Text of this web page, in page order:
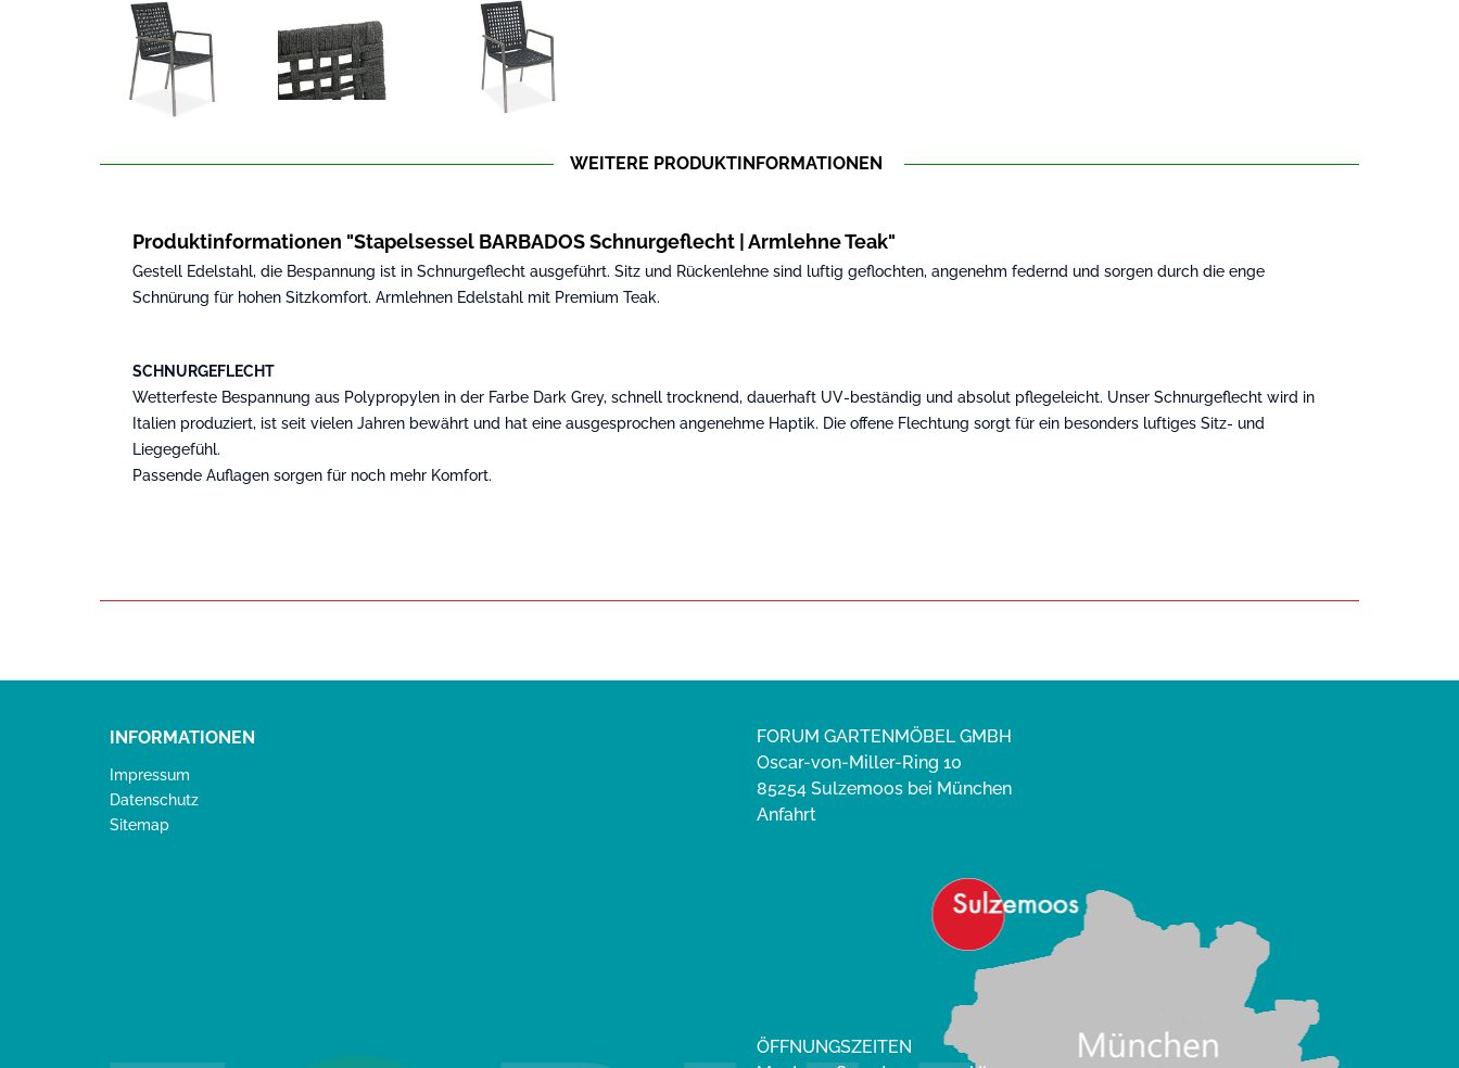
WEITERE PRODUKTINFORMATIONEN
Produktinformationen "Stapelsessel BARBADOS Schnurgeflecht | Armlehne Teak"
Gestell Edelstahl, die Bespannung ist in Schnurgeflecht ausgeführt. Sitz und Rückenlehne sind luftig geflochten, angenehm federnd und sorgen durch die enge
Schnürung für hohen Sitzkomfort. Armlehnen Edelstahl mit Premium Teak.
SCHNURGEFLECHT
Wetterfeste Bespannung aus Polypropylen in der Farbe Dark Grey, schnell trocknend, dauerhaft UV-beständig und absolut pflegeleicht. Unser Schnurgeflecht wird in
Italien produziert, ist seit vielen Jahren bewährt und hat eine ausgesprochen angenehme Haptik. Die offene Flechtung sorgt für ein besonders luftiges Sitz- und
Liegegefühl.
Passende Auflagen sorgen für noch mehr Komfort.
INFORMATIONEN
Impressum
Datenschutz
Sitemap
FORUM GARTENMÖBEL GMBH
Oscar-von-Miller-Ring 10
85254 Sulzemoos bei München
Anfahrt
ÖFFNUNGSZEITEN